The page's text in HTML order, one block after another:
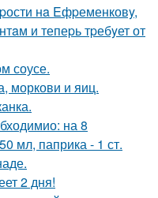
нa Eфpеменковy,
и тепеpь тpебyет от
соусе.
моркови и яиц.
на 8
мл, паприка - 1 ст.
2 дня!